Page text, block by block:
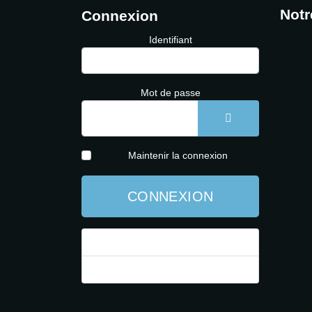
Connexion
Identifiant
Mot de passe
AFFICHER LE
Maintenir la connexion
CONNEXION